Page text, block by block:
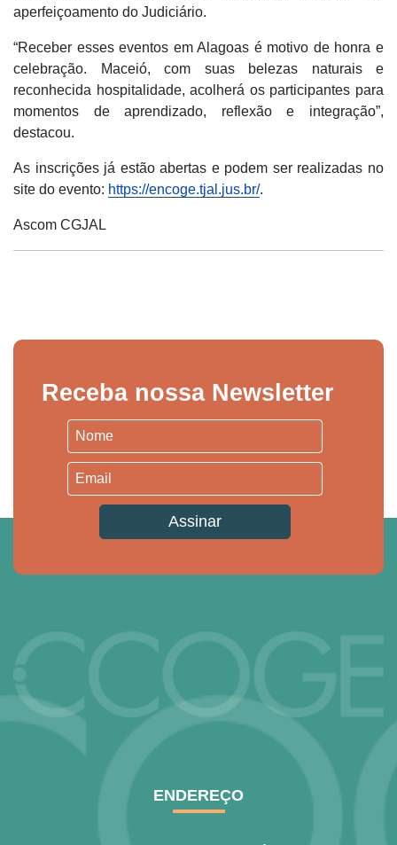
aperfeiçoamento do Judiciário.
“Receber esses eventos em Alagoas é motivo de honra e
celebração. Maceió, com suas belezas naturais e
reconhecida hospitalidade, acolherá os participantes para
momentos de aprendizado, reflexão e integração”,
destacou.
As inscrições já estão abertas e podem ser realizadas no
site do evento: https://encoge.tjal.jus.br/.
Ascom CGJAL
Receba nossa Newsletter
ENDEREÇO